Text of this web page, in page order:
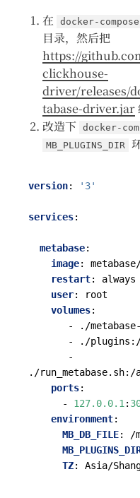
在
docker-
目录，然后把
https://
clickhouse-
driver/releases/
tabase-driver.jar
改造下 docker-
MB_PLUGINS_DIR
version: '3'
services:
metabase:
image:
restart:
always
user:
root
volumes:
-
./
-
./plugins:/
./run_metabase.sh:/
ports:
- 127.0.0.1 :
environment:
MB_DB_FILE:
/
TZ: Asia/